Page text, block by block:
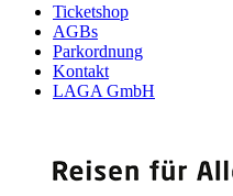
Ticketshop
AGBs
Parkordnung
Kontakt
LAGA GmbH